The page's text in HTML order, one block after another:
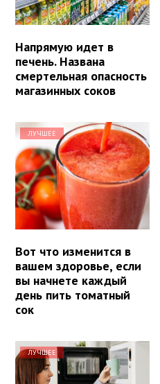
Напрямую идет в
печень. Названа
смертельная опасность
магазинных соков
ЛУЧШЕЕ
Вот что изменится в
вашем здоровье, если
вы начнете каждый
день пить томатный
сок
ЛУЧШЕЕ